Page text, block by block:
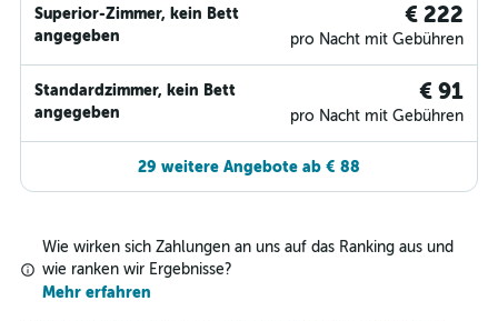
Superior-Zimmer, kein Bett
angegeben
€ 222
pro Nacht mit Gebühren
Standardzimmer, kein Bett
angegeben
€ 91
pro Nacht mit Gebühren
29 weitere Angebote ab € 88
Wie wirken sich Zahlungen an uns auf das Ranking aus und
wie ranken wir Ergebnisse?
Mehr erfahren